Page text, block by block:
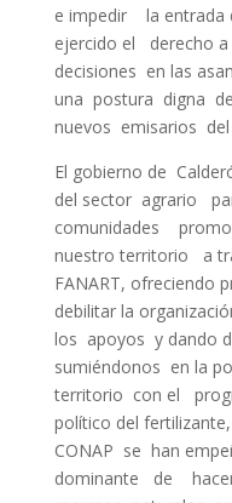
e impedir la entrada
ejercido el derecho
decisiones en las
una postura digna
nuevos emisarios del
El gobierno de
del sector agrario
comunidades
nuestro territorio a
FANART,
debilitar la
los apoyos y dando
sumiéndonos en la
territorio con el
político del
CONAP se han
dominante de